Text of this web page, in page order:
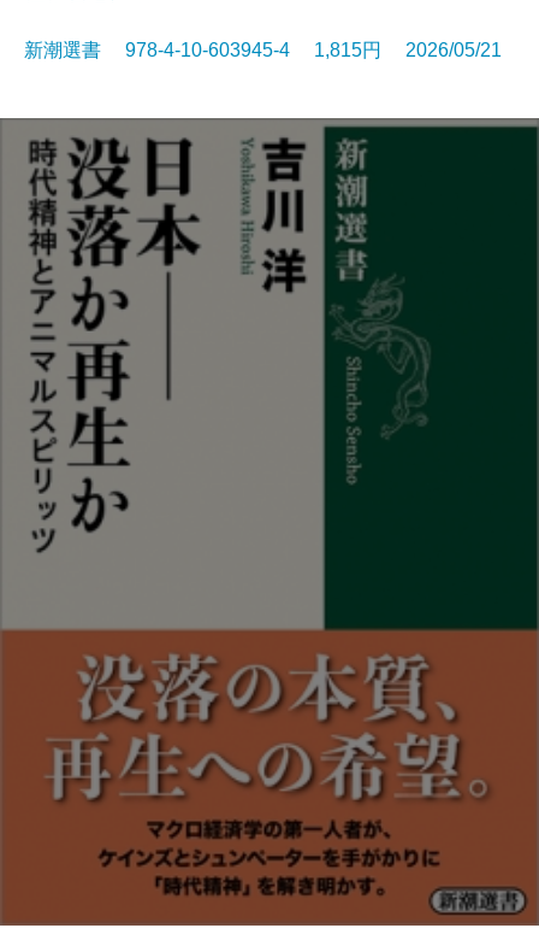
新潮選書 978-4-10-603945-4 1,815円 2026/05/21